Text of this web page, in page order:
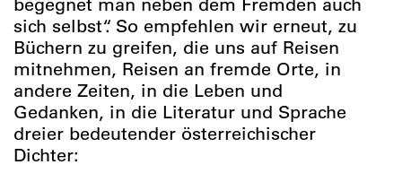
sich selbst“. So empfehlen wir erneut, zu
Büchern zu greifen, die uns auf Reisen
mitnehmen, Reisen an fremde Orte, in
andere Zeiten, in die Leben und
Gedanken, in die Literatur und Sprache
dreier bedeutender österreichischer
Dichter: